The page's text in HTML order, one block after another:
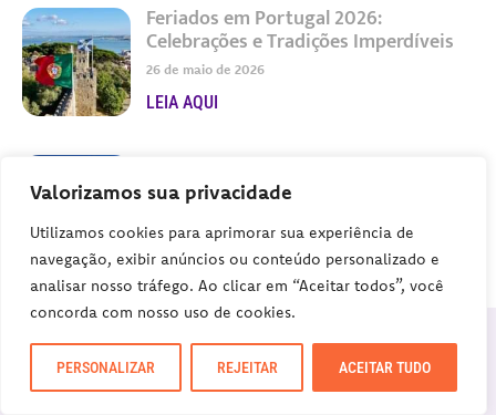
Valorizamos sua privacidade
Utilizamos cookies para aprimorar sua experiência de
navegação, exibir anúncios ou conteúdo personalizado e
analisar nosso tráfego. Ao clicar em “Aceitar todos”, você
concorda com nosso uso de cookies.
PERSONALIZAR REJEITAR ACEITAR TUDO
Feriados em Portugal 2026:
Celebrações e Tradições Imperdíveis
26 de maio de 2026
LEIA AQUI
tradições e dicas para viajar melhor
LEIA AQUI
COMENTÁRIOS